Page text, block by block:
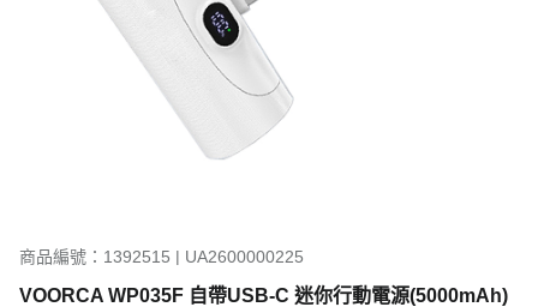
商品編號：1392515 | UA2600000225
VOORCA WP035F 自帶USB-C 迷你行動電源(5000mAh)